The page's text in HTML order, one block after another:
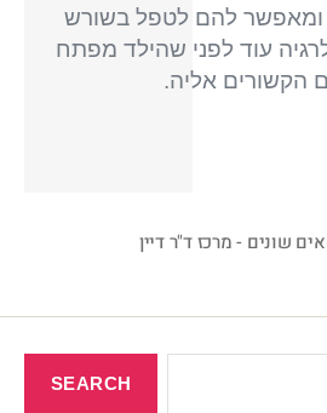
ומאפשר להם לטפל בשורש
עוד לפני שהילד מפתח
הקשורים אליה.
שונים - מרכז ד"ר דיין